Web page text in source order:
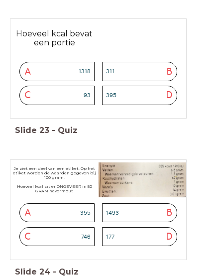
Hoeveel kcal bevat
een portie
A 1318 B
311
C 93 D
395
Slide 23 - Quiz
Je ziet een deel van een etiket. Op het
etiket worden de waarden gegeven bij
100 gram.
Hoeveel kcal zit er ONGEVEER in 50
GRAM havermout
A 355 B
1493
C 746 D
177
Slide 24 - Quiz